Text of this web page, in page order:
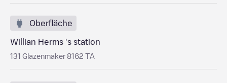
Oberfläche
Willian Herms 's station
131 Glazenmaker 8162 TA